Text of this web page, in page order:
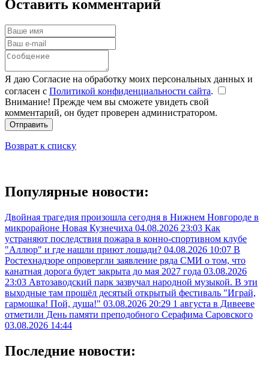
Оставить комментарий
Я даю Согласие на обработку моих персональных данных и
согласен с Политикой конфиденциальности сайта.
Внимание! Прежде чем вы сможете увидеть свой
комментарий, он будет проверен администратором.
Отправить
Возврат к списку
Популярные новости:
Двойная трагедия произошла сегодня в Нижнем Новгороде в
микрорайоне Новая Кузнечиха 04.08.2026 23:03 Как
устраняют последствия пожара в конно-спортивном клубе
"Аллюр" и где нашли приют лошади? 04.08.2026 10:07 В
Ростехнадзоре опровергли заявление ряда СМИ о том, что
канатная дорога будет закрыта до мая 2027 года 03.08.2026
23:03 Автозаводский парк зазвучал народной музыкой. В эти
выходные там прошёл десятый открытый фестиваль "Играй,
гармошка! Пой, душа!" 03.08.2026 20:29 1 августа в Дивееве
отметили День памяти преподобного Серафима Саровского
03.08.2026 14:44
Последние новости: